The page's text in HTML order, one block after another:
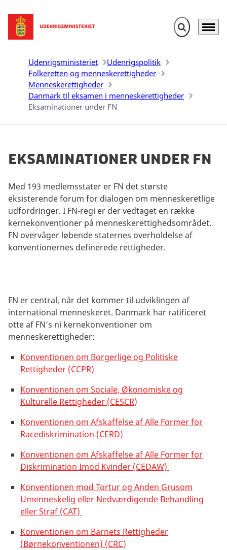
Gå til forsiden Fold søgefelt
Menu
Udenrigsministeriet
Udenrigspolitik
Folkeretten og menneskerettigheder
Menneskerettigheder
Danmark til eksamen i menneskerettigheder
Eksaminationer under FN
Eksaminationer under FN
Med 193 medlemsstater er FN det største
eksisterende forum for dialogen om menneskeretlige
udfordringer. I FN-regi er der vedtaget en række
kernekonventioner på menneskerettighedsområdet.
FN overvåger løbende staternes overholdelse af
konventionernes definerede rettigheder.
FN er central, når det kommer til udviklingen af
international menneskeret. Danmark har ratificeret
otte af FN’s ni kernekonventioner om
menneskerettigheder:
Konventionen om Borgerlige og Politiske
Rettigheder (CCPR)
Konventionen om Sociale, Økonomiske og
Kulturelle Rettigheder (CESCR)
Konventionen om Afskaffelse af Alle Former for
Racediskrimination (CERD)
Konventionen om Afskaffelse af Alle Former for
Diskrimination Imod Kvinder (CEDAW)
Konventionen mod Tortur og Anden Grusom
Umenneskelig eller Nedværdigende Behandling
eller Straf (CAT)
Konventionen om Barnets Rettigheder
(Børnekonventionen) (CRC)